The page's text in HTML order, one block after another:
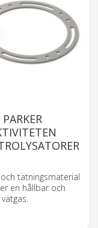
tätningsmaterial
en hållbar och